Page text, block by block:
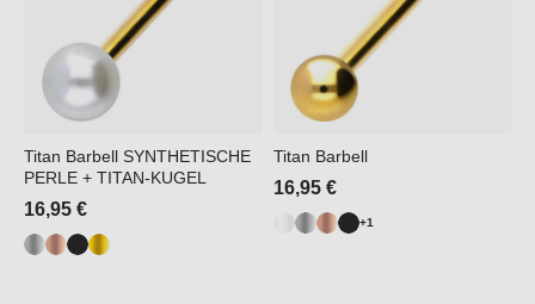
Titan Barbell SYNTHETISCHE
PERLE + TITAN-KUGEL
16,95 €
Titan Barbell
16,95 €
+1